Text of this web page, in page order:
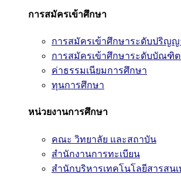
การสมัครเข้าศึกษา
การสมัครเข้าศึกษาระดับปริญ
การสมัครเข้าศึกษาระดับบัณฑิ
ค่าธรรมเนียมการศึกษา
ทุนการศึกษา
หน่วยงานการศึกษา
คณะ วิทยาลัย และสถาบัน
สำนักงานการทะเบียน
สำนักบริหารเทคโนโลยีสารสน